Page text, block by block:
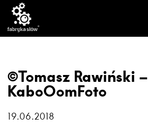
©Tomasz Rawiński –
KaboOomFoto
19.06.2018